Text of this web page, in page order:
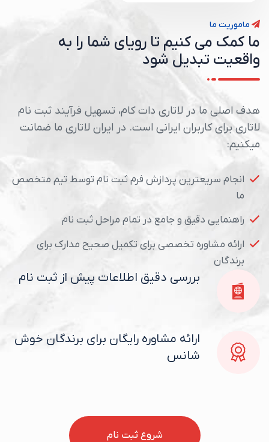
ماموریت ما
ما کمک می کنیم تا رویای شما را به
واقعیت تبدیل شود
هدف اصلی ما در لاتاری دات کام، تسهیل فرآیند ثبت نام
لاتاری برای کاربران ایرانی است. در ایران لاتاری ما ضمانت
میکنیم:
انجام سریعترین پردازش فرم ثبت نام توسط تیم متخصص
ما
راهنمایی دقیق و جامع در تمام مراحل ثبت نام
ارائه مشاوره تخصصی برای تکمیل صحیح مدارک برای
برندگان
بررسی دقیق اطلاعات پیش از ثبت نام
ارائه مشاوره رایگان برای برندگان خوش
شانس
شروع ثبت نام